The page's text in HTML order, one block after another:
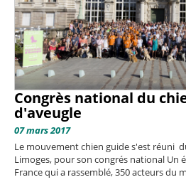
Congrès national du
d'aveugle
07 mars 2017
Le mouvement chien guide s'est réuni
Limoges, pour son congrés national Un
France qui a rassemblé, 350 acteurs du